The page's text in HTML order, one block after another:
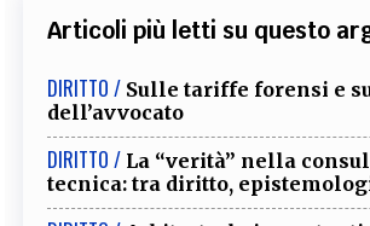
Articoli più letti su questo
DIRITTO / Sulle tariffe forensi e
dell’avvocato
DIRITTO / La “verità” nella
tecnica: tra diritto,